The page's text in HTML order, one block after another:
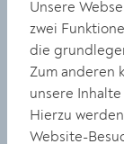
mitfinanziert.
Weiterführung
Kostenpunkt:
Kultur:
Die Erhaltung
Musterstadt
Unsere
zwei
die
Zum anderen
unsere
Hierzu
Website-